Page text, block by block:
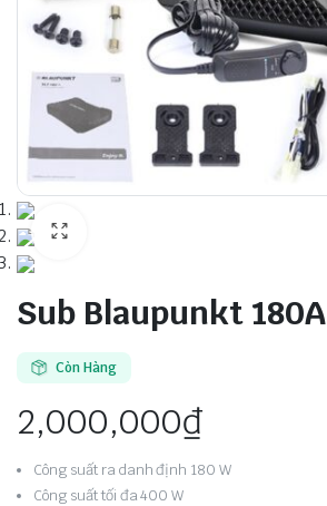
Sub Blaupunkt 180A
Còn Hàng
2,000,000₫
Công suất ra danh định 180 W
Công suất tối đa 400 W